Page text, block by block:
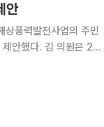
안
상풍력발전사업의 주민
의원은 20
로